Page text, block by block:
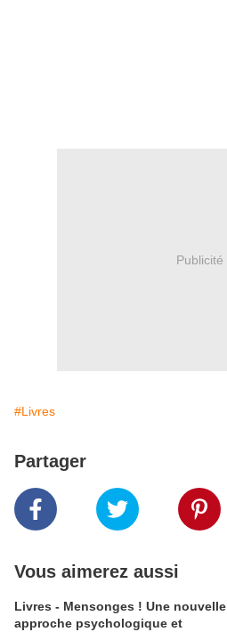
Publicité
#Livres
Partager
Vous aimerez aussi
Livres - Mensonges ! Une nouvelle
approche psychologique et